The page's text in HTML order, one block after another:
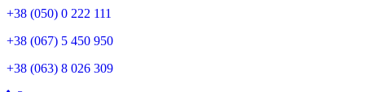
+38 (050) 0 222 111
+38 (067) 5 450 950
+38 (063) 8 026 309